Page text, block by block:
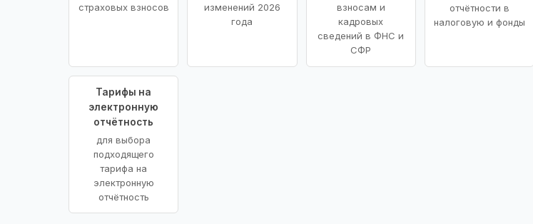
страховых взносов
изменений 2026
года
взносам и
кадровых
сведений в ФНС и
СФР
отчётности в
налоговую и фонды
Тарифы на
электронную
отчётность
для выбора
подходящего
тарифа на
электронную
отчётность